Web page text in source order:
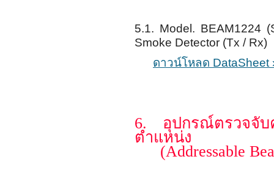
5.1. Model.
Smoke Detector (Tx / Rx)
ดาวน์โหลด DataSheet
6. อุปกรณ์ตรวจจับ
ตำแหน่ง
(Addressable